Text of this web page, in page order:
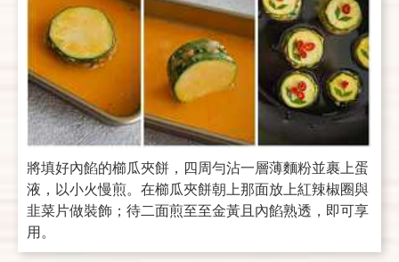
將填好內餡的櫛瓜夾餅，四周勻沾一層薄麵粉並裹上蛋
液，以小火慢煎。在櫛瓜夾餅朝上那面放上紅辣椒圈與
韭菜片做裝飾；待二面煎至至金黃且內餡熟透，即可享
用。